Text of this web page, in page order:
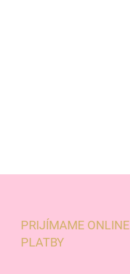
PRIJÍMAME ONLINE
PLATBY